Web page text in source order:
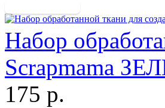
Набор
Scrapmama
175 р.